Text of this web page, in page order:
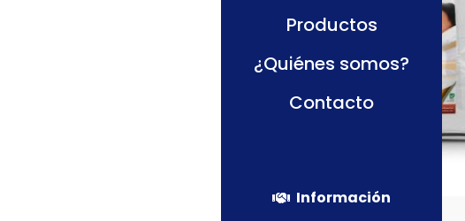
Productos
¿Quiénes somos?
Contacto
Información